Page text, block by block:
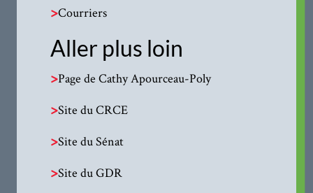
>Courriers
Aller plus loin
>Page de Cathy Apourceau-Poly
>Site du CRCE
>Site du Sénat
>Site du GDR